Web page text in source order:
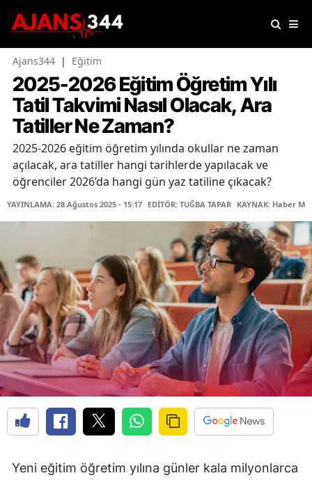
Ajans344 | Eğitim
2025-2026 Eğitim Öğretim Yılı
Tatil Takvimi Nasıl Olacak, Ara
Tatiller Ne Zaman?
2025-2026 eğitim öğretim yılında okullar ne zaman
açılacak, ara tatiller hangi tarihlerde yapılacak ve
öğrenciler 2026’da hangi gün yaz tatiline çıkacak?
YAYINLAMA: 28 Ağustos 2025 - 15:17 EDİTÖR: TUĞBA TAPAR KAYNAK: Haber
Yeni eğitim öğretim yılına günler kala milyonlarca